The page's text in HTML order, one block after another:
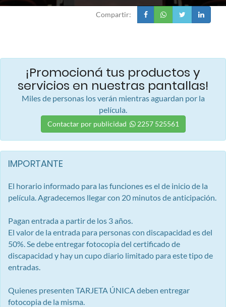
Compartir:
¡Promocioná tus productos y
servicios en nuestras pantallas!
Miles de personas los verán mientras aguardan por la
película.
Contactar por publicidad 2257 525561
IMPORTANTE
El horario informado para las funciones es el de inicio de la
película. Agradecemos llegar con 20 minutos de anticipación.
Pagan entrada a partir de los 3 años.
El valor de la entrada para personas con discapacidad es del
50%. Se debe entregar fotocopia del certificado de
discapacidad y hay un cupo diario limitado para este tipo de
entradas.
Quienes presenten TARJETA ÚNICA deben entregar
fotocopia de la misma.